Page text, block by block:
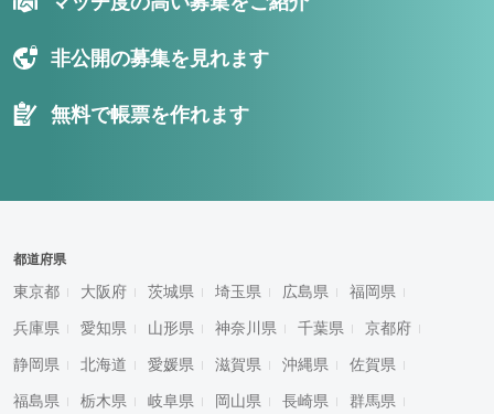
非公開の募集を見れます
無料で帳票を作れます
都道府県
東京都 大阪府 茨城県 埼玉県 広島県 福岡県
兵庫県 愛知県 山形県 神奈川県 千葉県 京都府
静岡県 北海道 愛媛県 滋賀県 沖縄県 佐賀県
福島県 栃木県 岐阜県 岡山県 長崎県 群馬県